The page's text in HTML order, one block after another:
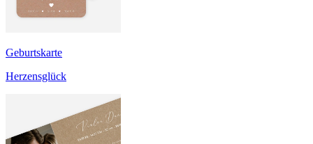
Geburtskarte
Herzensglück